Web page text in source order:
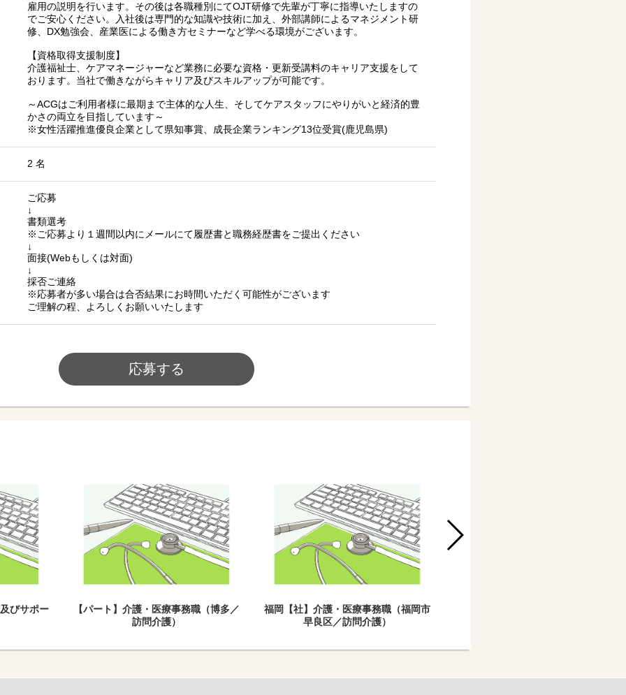
雇用の説明を行います。その後は各職種別にてOJT研修で先輩が丁寧に指導いたしますの
でご安心ください。入社後は専門的な知識や技術に加え、外部講師によるマネジメント研
修、DX勉強会、産業医による働き方セミナーなど学べる環境がございます。
【資格取得支援制度】
介護福祉士、ケアマネージャーなど業務に必要な資格・更新受講料のキャリア支援をして
おります。当社で働きながらキャリア及びスキルアップが可能です。
～ACGはご利用者様に最期まで主体的な人生、そしてケアスタッフにやりがいと経済的豊
かさの両立を目指しています～
※女性活躍推進優良企業として県知事賞、成長企業ランキング13位受賞(鹿児島県)
2 名
ご応募
↓
書類選考
※ご応募より１週間以内にメールにて履歴書と職務経歴書をご提出ください
↓
面接(Webもしくは対面)
↓
採否ご連絡
※応募者が多い場合は合否結果にお時間いただく可能性がございます
ご理解の程、よろしくお願いいたします
応募する
びサポー
【パート】介護・医療事務職（博多／
訪問介護）
福岡【社】介護・医療事務職（福岡市
早良区／訪問介護）